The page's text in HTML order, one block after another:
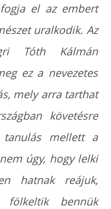
el az embert
uralkodik. Az
Tóth Kálmán
ez a nevezetes
mely arra tarthat
követésre
tanulás mellett a
úgy, hogy lelki
hatnak reájuk,
fölkeltik bennük